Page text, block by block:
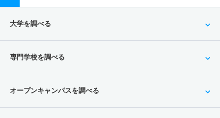
大学を調べる
専門学校を調べる
オープンキャンパスを調べる